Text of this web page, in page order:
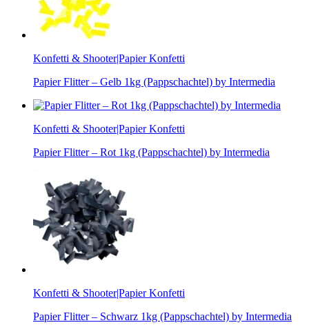
Konfetti & Shooter|Papier Konfetti
Papier Flitter – Gelb 1kg (Pappschachtel) by Intermedia
Konfetti & Shooter|Papier Konfetti
Papier Flitter – Rot 1kg (Pappschachtel) by Intermedia
Konfetti & Shooter|Papier Konfetti
Papier Flitter – Schwarz 1kg (Pappschachtel) by Intermedia